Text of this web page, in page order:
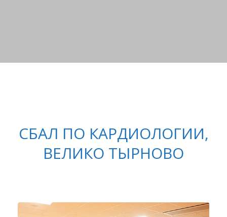
СБАЛ ПО КАРДИОЛОГИИ,
ВЕЛИКО ТЫРНОВО